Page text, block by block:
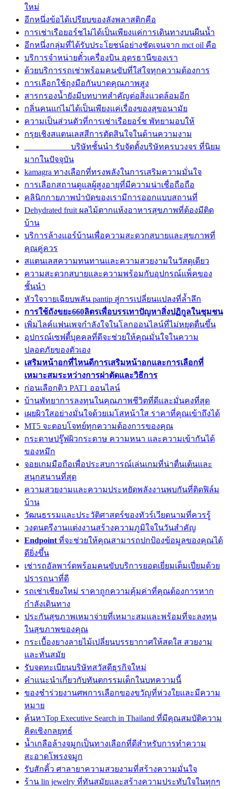
ใหม่
อีกหนึ่งข้อได้เปรียบของลังพลาสติกคือ
การเช่าเรือยอร์ชไม่ได้เป็นเพียงแค่การเดินทางบนผืนน้ำ
อีกหนึ่งกลุ่มที่ได้รับประโยชน์อย่างชัดเจนจาก mct oil คือ
บริการจำหน่ายตั๋วเครื่องบิน อุดรธานีของเรา
ด้วยบริการรถเช่าพร้อมคนขับที่ใส่ใจทุกความต้องการ
การเลือกใช้ถุงมือกันบาดคุณภาพสูง
สารกรองน้ำยังมีบทบาทสำคัญต่อสิ่งแวดล้อมอีก
กลิ่นคนแก่ไม่ได้เป็นเพียงแค่เรื่องของสุขอนามัย
ความเป็นส่วนตัวที่การเช่าเรือยอร์ช พัทยามอบให้
กรุยเชิงสแตนเลสสีการตัดสินใจในด้านความงาม
บริษัทชั้นนำ รับจัดตั้งบริษัทครบวงจร ที่นิยม
มากในปัจจุบัน
kamagra ทางเลือกที่ทรงพลังในการเสริมความมั่นใจ
การเลือกสถานดูแลผู้สูงอายุที่มีความน่าเชื่อถือถือ
คลินิกกายภาพบำบัดของเรามีการออกแบบสถานที่
Dehydrated fruit ผลไม้ตากแห้งอาหารสุขภาพที่ต้องมีติด
บ้าน
บริการล้างแอร์บ้านเพื่อความสะดวกสบายและสุขภาพที่
คุณคู่ควร
สแตนเลสความทนทานและความสวยงามในวัสดุเดียว
ความสะดวกสบายและความพร้อมกับอุปกรณ์แพ็คของ
ชั้นนำ
หัวใจวายเฉียบพลัน pantip สู่การเปลี่ยนแปลงที่ล้ำลึก
การใช้ถังขยะ660ลิตรเพื่อบรรเทาปัญหาสิ่งปฏิกูลในชุมชน
เพิ่มไลค์แฟนเพจกำลังใจในโลกออนไลน์ที่ไม่หยุดตื่นขึ้น
อุปกรณ์เซฟตี้บุคคลที่ดีจะช่วยให้คุณมั่นใจในความ
ปลอดภัยของตัวเอง
เสริมหน้าอกที่ไหนดีการเสริมหน้าอกและการเลือกที่
เหมาะสมระหว่างการผ่าตัดและวิธีการ
ก่อนเลือกติว PAT1 ออนไลน์
บ้านพัทยาการลงทุนในคุณภาพชีวิตที่ดีและมั่นคงที่สุด
เผยผิวใสอย่างมั่นใจด้วยเมโสหน้าใส ราคาที่คุณเข้าถึงได้
MT5 จะตอบโจทย์ทุกความต้องการของคุณ
กระดาษปรู๊ฟผิวกระดาษ ความหนา และความเข้ากันได้
ของหมึก
จอยเกมมือถือเพื่อประสบการณ์เล่นเกมที่น่าตื่นเต้นและ
สนุกสนานที่สุด
ความสวยงามและความประหยัดพลังงานพบกันที่ติดฟิล์ม
บ้าน
วัฒนธรรมและประวัติศาสตร์ของทัวร์เวียดนามที่ควรรู้
วงดนตรีงานแต่งงานสร้างความภูมิใจในวันสำคัญ
Endpoint ที่จะช่วยให้คุณสามารถปกป้องข้อมูลของคุณได้
ดียิ่งขึ้น
เช่ารถอัลพาร์ดพร้อมคนขับบริการยอดเยี่ยมเต็มเปี่ยมด้วย
ปรารถนาที่ดี
รถเช่าเชียงใหม่ ราคาถูกความคุ้มค่าที่คุณต้องการหาก
กำลังเดินทาง
ประกันสุขภาพเหมาจ่ายที่เหมาะสมและพร้อมที่จะลงทุน
ในสุขภาพของคุณ
กระเบื้องยางลายไม้เปลี่ยนบรรยากาศให้สดใส สวยงาม
และทันสมัย
รับจดทะเบียนบริษัทสวัสดีธุรกิจใหม่
คำแนะนำเกี่ยวกับทันตกรรมเด็กในบทความนี้
ของชำร่วยงานศพการเลือกของขวัญที่ห่วงใยและมีความ
หมาย
ค้นหาTop Executive Search in Thailand ที่มีคุณสมบัติความ
คิดเชิงกลยุทธ์
น้ำเกลือล้างจมูกเป็นทางเลือกที่ดีสำหรับการทำความ
สะอาดโพรงจมูก
รับสักคิ้ว ศาลายาความสวยงามที่สร้างความมั่นใจ
ร้าน lin jewelry ที่ทันสมัยและสร้างความประทับใจในทุกๆ